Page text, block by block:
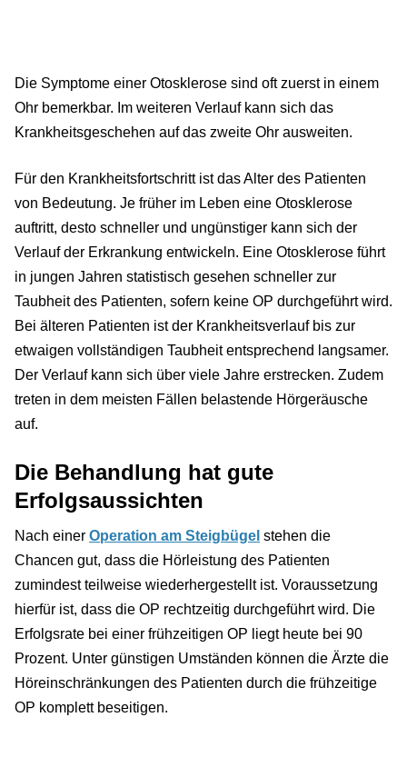
Die Symptome einer Otosklerose sind oft zuerst in einem
Ohr bemerkbar. Im weiteren Verlauf kann sich das
Krankheitsgeschehen auf das zweite Ohr ausweiten.
Für den Krankheitsfortschritt ist das Alter des Patienten
von Bedeutung. Je früher im Leben eine Otosklerose
auftritt, desto schneller und ungünstiger kann sich der
Verlauf der Erkrankung entwickeln. Eine Otosklerose führt
in jungen Jahren statistisch gesehen schneller zur
Taubheit des Patienten, sofern keine OP durchgeführt wird.
Bei älteren Patienten ist der Krankheitsverlauf bis zur
etwaigen vollständigen Taubheit entsprechend langsamer.
Der Verlauf kann sich über viele Jahre erstrecken. Zudem
treten in dem meisten Fällen belastende Hörgeräusche
auf.
Die Behandlung hat gute
Erfolgsaussichten
Nach einer Operation am Steigbügel stehen die
Chancen gut, dass die Hörleistung des Patienten
zumindest teilweise wiederhergestellt ist. Voraussetzung
hierfür ist, dass die OP rechtzeitig durchgeführt wird. Die
Erfolgsrate bei einer frühzeitigen OP liegt heute bei 90
Prozent. Unter günstigen Umständen können die Ärzte die
Höreinschränkungen des Patienten durch die frühzeitige
OP komplett beseitigen.